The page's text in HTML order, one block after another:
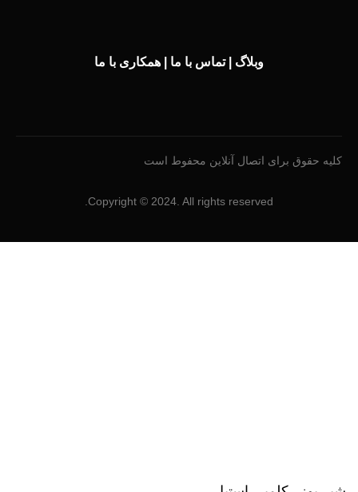
وبلاگ |تماس با ما همکاری با ما
کلیه حقوق برای اتصال آنلاین محفوط است
Copyright © 2024. All rights reserved.